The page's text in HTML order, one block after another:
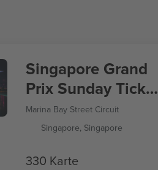
Singapore Grand
Prix Sunday Ticket
Formula 1
Marina Bay Street Circuit
Singapore, Singapore
330 Karte